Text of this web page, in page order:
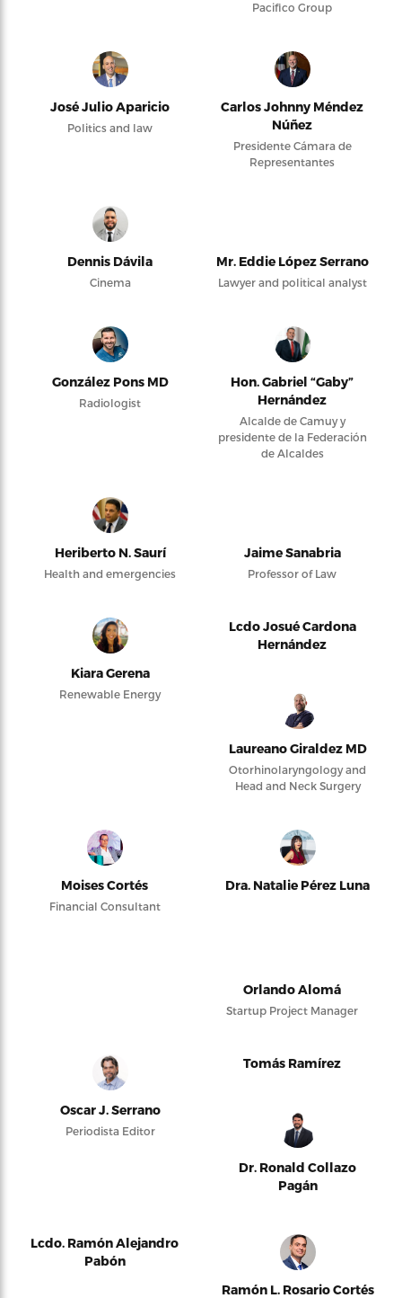
Pacifico Group
José Julio Aparicio
Politics and law
Carlos Johnny Méndez
Núñez
Presidente Cámara de
Representantes
Dennis Dávila
Cinema
Mr. Eddie López Serrano
Lawyer and political analyst
González Pons MD
Radiologist
Hon. Gabriel “Gaby”
Hernández
Alcalde de Camuy y
presidente de la Federación
de Alcaldes
Heriberto N. Saurí
Health and emergencies
Jaime Sanabria
Professor of Law
Kiara Gerena
Renewable Energy
Lcdo Josué Cardona
Hernández
Laureano Giraldez MD
Otorhinolaryngology and
Head and Neck Surgery
Moises Cortés
Financial Consultant
Dra. Natalie Pérez Luna
Orlando Alomá
Startup Project Manager
Oscar J. Serrano
Periodista Editor
Tomás Ramírez
Dr. Ronald Collazo
Pagán
Lcdo. Ramón Alejandro
Pabón
Ramón L. Rosario Cortés